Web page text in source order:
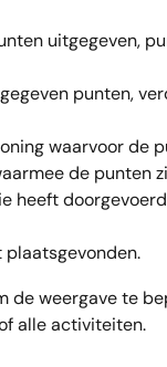
uitgegeven,
punten,
waarvoor de
de punten
heeft
de weergave te
alle activiteiten.